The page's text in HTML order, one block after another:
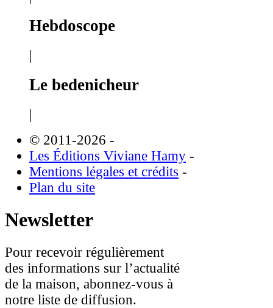
Hebdoscope
|
Le bedenicheur
|
© 2011-2026 -
Les Éditions Viviane Hamy -
Mentions légales et crédits -
Plan du site
Newsletter
Pour recevoir régulièrement
des informations sur l’actualité
de la maison, abonnez-vous à
notre liste de diffusion.